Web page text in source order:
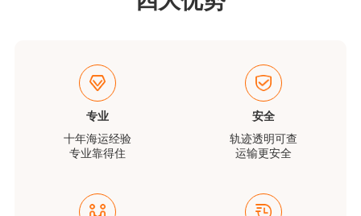
专业
十年海运经验
专业靠得住
安全
轨迹透明可查
运输更安全